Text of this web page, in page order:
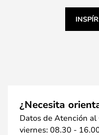
¿Necesita
Datos de Atención al
viernes: 08.30 -